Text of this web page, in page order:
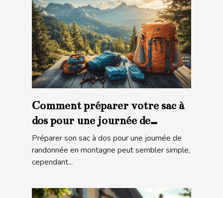
Comment préparer votre sac à
dos pour une journée de
randonnée en montagne ?
Préparer son sac à dos pour une journée de
randonnée en montagne peut sembler simple,
cependant...